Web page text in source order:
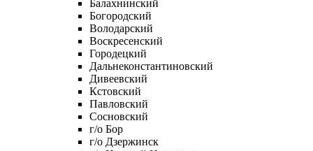
Балахнинский
Богородский
Володарский
Воскресенский
Городецкий
Дальнеконстантиновский
Дивеевский
Кстовский
Павловский
Сосновский
г/о Бор
г/о Дзержинск